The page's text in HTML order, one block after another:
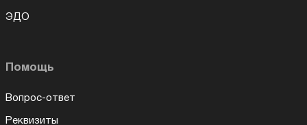
ЭДО
Помощь
Вопрос-ответ
Реквизиты